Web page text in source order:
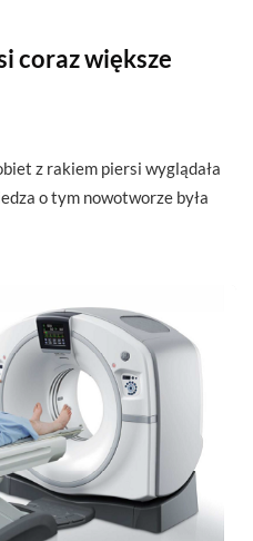
coraz większe
z rakiem piersi wyglądała
o tym nowotworze była